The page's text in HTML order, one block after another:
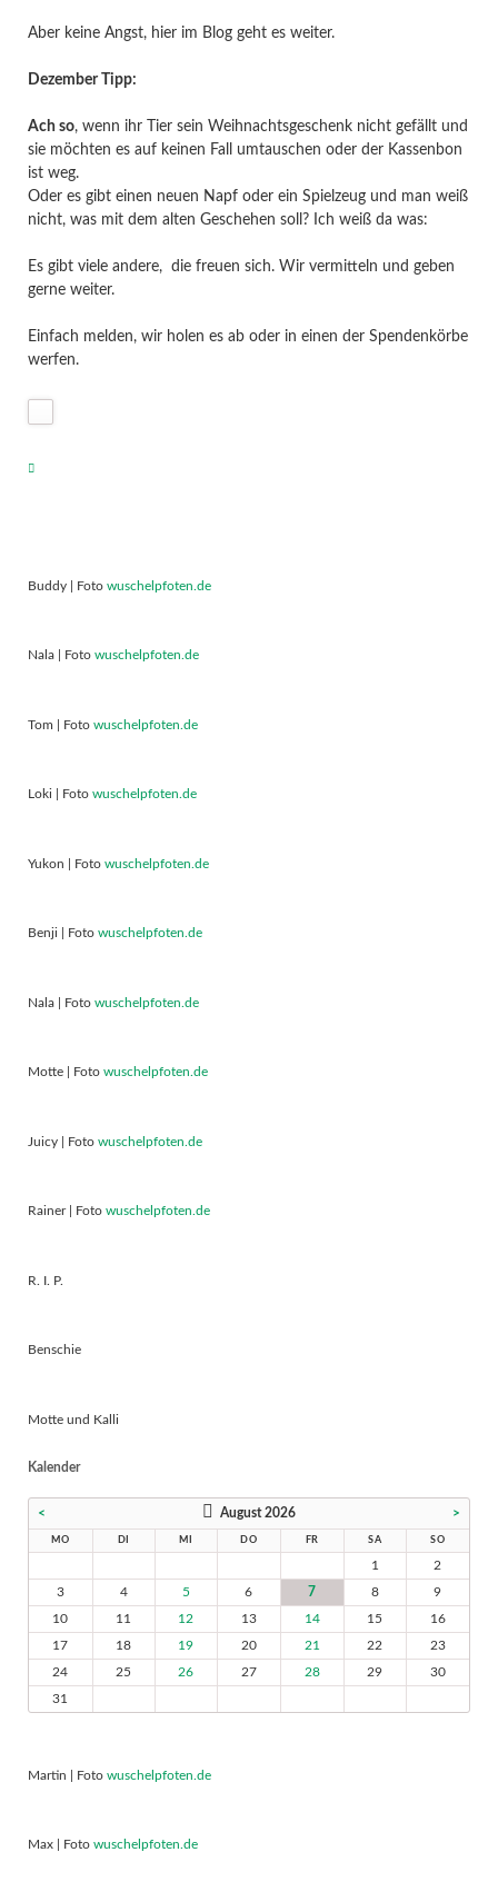
Aber keine Angst, hier im Blog geht es weiter.
Dezember Tipp:
Ach so, wenn ihr Tier sein Weihnachtsgeschenk nicht gefällt und
sie möchten es auf keinen Fall umtauschen oder der Kassenbon
ist weg.
Oder es gibt einen neuen Napf oder ein Spielzeug und man weiß
nicht, was mit dem alten Geschehen soll? Ich weiß da was:
Es gibt viele andere, die freuen sich. Wir vermitteln und geben
gerne weiter.
Einfach melden, wir holen es ab oder in einen der Spendenkörbe
werfen.
Buddy | Foto wuschelpfoten.de
Nala | Foto wuschelpfoten.de
Tom | Foto wuschelpfoten.de
Loki | Foto wuschelpfoten.de
Yukon | Foto wuschelpfoten.de
Benji | Foto wuschelpfoten.de
Nala | Foto wuschelpfoten.de
Motte | Foto wuschelpfoten.de
Juicy | Foto wuschelpfoten.de
Rainer | Foto wuschelpfoten.de
R. I. P.
Benschie
Motte und Kalli
Kalender
< August 2026 >
MO DI MI DO FR SA SO
1
2
3
4 5 6 7 8
9
10
11 12 13 14 15
16
17
18 19 20 21 22
23
24
25 26 27 28 29
30
31
Martin | Foto wuschelpfoten.de
Max | Foto wuschelpfoten.de